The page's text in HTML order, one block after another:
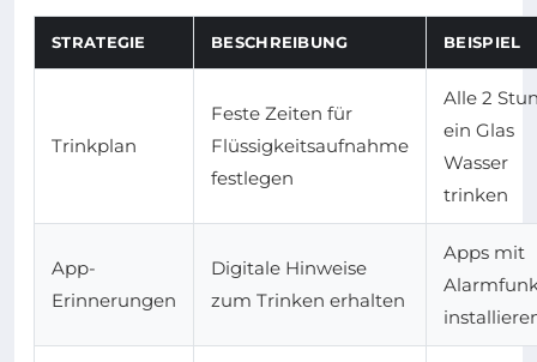
STRATEGIE BESCHREIBUNG BEISPIEL
Trinkplan
Feste Zeiten für
Flüssigkeitsaufnahme
festlegen
Alle 2
ein Glas
Wasser
trinken
App-
Erinnerungen
Digitale Hinweise
zum Trinken erhalten
Apps mit